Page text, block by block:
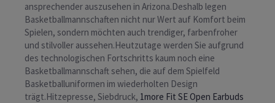
ansprechender auszusehen in Arizona.Deshalb legen
Basketballmannschaften nicht nur Wert auf Komfort beim
Spielen, sondern möchten auch trendiger, farbenfroher
und stilvoller aussehen.Heutzutage werden Sie aufgrund
des technologischen Fortschritts kaum noch eine
Basketballmannschaft sehen, die auf dem Spielfeld
Basketballuniformen im wiederholten Design
trägt.Hitzepresse, Siebdruck, 1more Fit SE Open Earbuds